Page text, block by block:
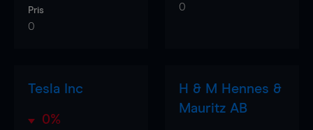
Pris
0
0
Tesla Inc
0%
H & M Hennes &
Mauritz AB